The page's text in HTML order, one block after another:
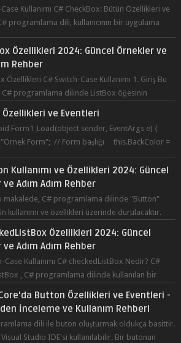
Kullanımı C# CheckBox: Bütün Özellikleri ve
programlama dili, kullanıcının bir uygulama
yapma...
Özellikleri 2024: Güncel Örnekler ve
Rehber
Özellikleri C# Switch-Case Kullanımı 1. Giriş Bu
C# programlama dilinde ListBox öğesinin
Özellikleri ve Eventleri
Form1_Load(object sender, EventArgs e) {
"Örnek Form"; // Form başlığı this.BackColor =
Kullanımı ve Özellikleri 2024: Güncel
Adım Adım Rehber
makalede, C# programlama dilinde "Button"
kullanımı ve özellikleri üzerinde durulacaktır.
Özellikleri 2024: Güncel
Adım Adım Rehber
Case Kullanımı C# checkedListBox Nedir? C#
, C# programlama dilinde kullanılan bir
Core'da Button Özellikleri ve Eventleri -
İnceleme ve Kullanım Rehberi
dili ile buton oluşturmak oldukça basittir.
Studio IDE'si kullanılabilir. Bir butonun